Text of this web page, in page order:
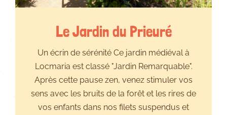
Le Jardin du Prieuré
Un écrin de sérénité Ce jardin médiéval à
Locmaria est classé "Jardin Remarquable".
Après cette pause zen, venez stimuler vos
sens avec les bruits de la forêt et les rires de
vos enfants dans nos filets suspendus et